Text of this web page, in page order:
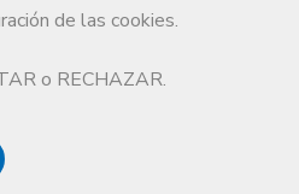
de las cookies.
o RECHAZAR.